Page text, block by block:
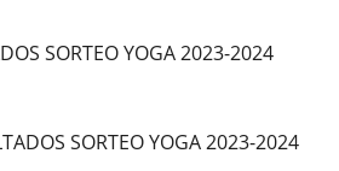
SORTEO YOGA 2023-2024
SORTEO YOGA 2023-2024